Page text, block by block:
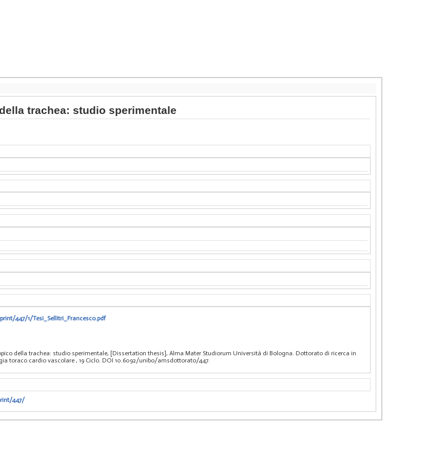
trachea: studio sperimentale
447/1/Tesi_Sellitri_Francesco.pdf
della trachea: studio sperimentale, [Dissertation thesis], Alma Mater Studiorum Università di Bologna. Dottorato di ricerca in
toraco cardio vascolare , 19 Ciclo. DOI 10.6092/unibo/amsdottorato/447.
447/